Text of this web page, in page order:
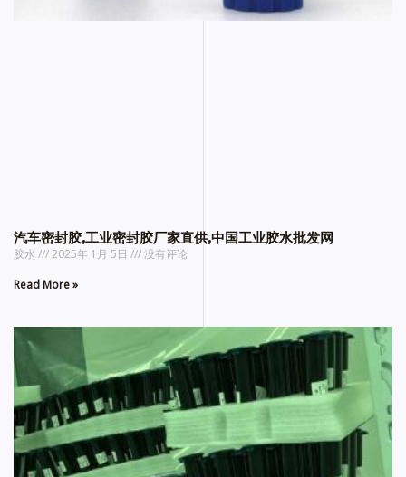
汽车密封胶,工业密封胶厂家直供,中国工业胶水批发网
胶水 2025年 1月 5日
没有评论
Read More »